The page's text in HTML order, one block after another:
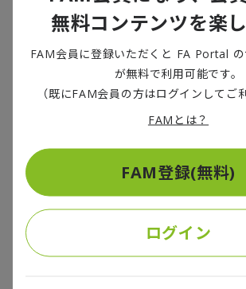
米国に比べると、日本は
件当たりの
に小さい。ソフト分野への投資・支援
ことを急ぐべきだ。それは、ハード分
で存在感を高めている中国・韓国との
も、日本の優位性を示すことにつなが
第2
に、現地人材の徹底的な活用であ
ると、国内人材一辺倒で進めるグロー
客観的に見極めることである。
日本企業によるFDI（海外直接投資）
無料コンテンツを楽
FAM会員に登録いただくと FA Portal
が無料で利用可能です。
（既にFAM会員の方はログインしてご
FAMとは？
FAM登録(無料)
ログイン